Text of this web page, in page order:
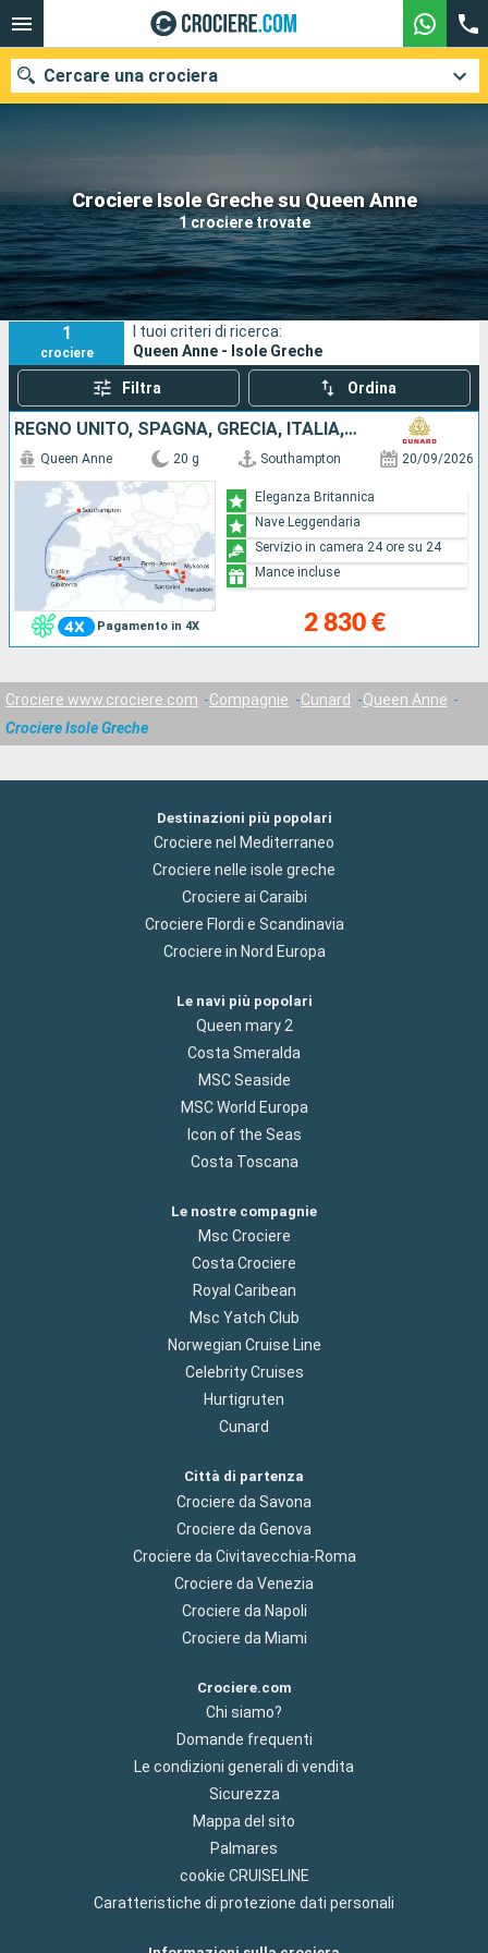
Crociere Isole Greche su Queen Anne
1 crociere trovate
Cercare una crociera
Le nostre destinazioni
Mesi di partenza
Porti Compagnie
Ricerca
1
crociere
I tuoi criteri di ricerca:
Queen Anne - Isole Greche
Filtra Ordina
REGNO UNITO, SPAGNA, GRECIA, ITALIA, GIBILTERRA
Pagamento in 4X
Queen Anne 20 g Southampton 20/09/2026
2 830 €
Eleganza Britannica
Nave Leggendaria
Servizio in camera 24 ore su 24
Mance incluse
Crociere www.crociere.com Compagnie Cunard
Queen Anne
Crociere Isole Greche
Destinazioni più popolari
Crociere nel Mediterraneo
Crociere nelle isole greche
Crociere ai Caraibi
Crociere Flordi e Scandinavia
Crociere in Nord Europa
Le navi più popolari
Queen mary 2
Costa Smeralda
MSC Seaside
MSC World Europa
Icon of the Seas
Costa Toscana
Le nostre compagnie
Msc Crociere
Costa Crociere
Royal Caribean
Msc Yatch Club
Norwegian Cruise Line
Celebrity Cruises
Hurtigruten
Cunard
Città di partenza
Crociere da Savona
Crociere da Genova
Crociere da Civitavecchia-Roma
Crociere da Venezia
Crociere da Napoli
Crociere da Miami
Crociere.com
Chi siamo?
Domande frequenti
Le condizioni generali di vendita
Sicurezza
Mappa del sito
Palmares
cookie CRUISELINE
Caratteristiche di protezione dati personali